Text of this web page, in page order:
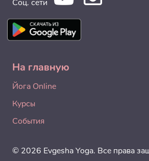
Соц. сети
На главную
Йога Online
Курсы
События
© 2026 Evgesha Yoga. Все права